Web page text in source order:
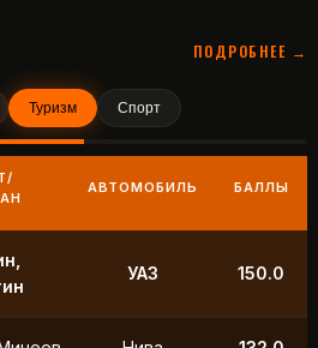
ПОДРОБНЕЕ →
Туризм Спорт
АВТОМОБИЛЬ БАЛЛЫ
УАЗ 150.0